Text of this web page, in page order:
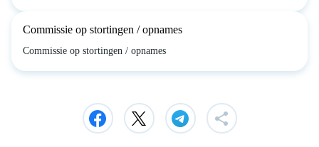
Commissie op stortingen / opnames
Commissie op stortingen / opnames